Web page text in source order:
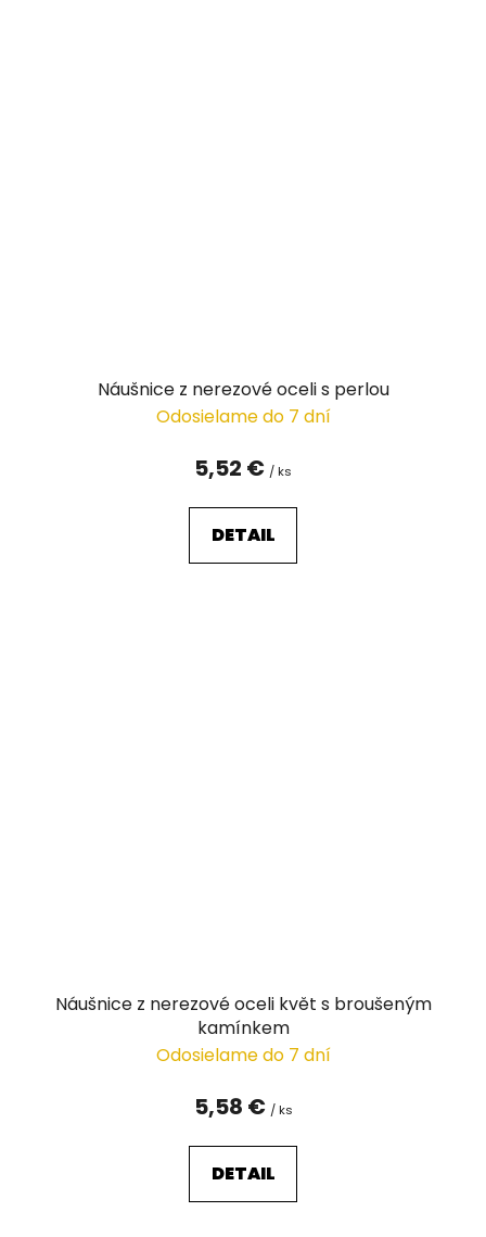
Náušnice z nerezové oceli s perlou
Odosielame do 7 dní
5,52 € / ks
DETAIL
Náušnice z nerezové oceli květ s broušeným
kamínkem
Odosielame do 7 dní
5,58 € / ks
DETAIL